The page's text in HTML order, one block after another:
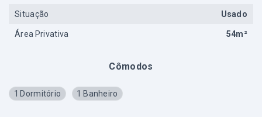
Cômodos
1 Dormitório 1 Banheiro
Situação Usado
Área Privativa 54m²